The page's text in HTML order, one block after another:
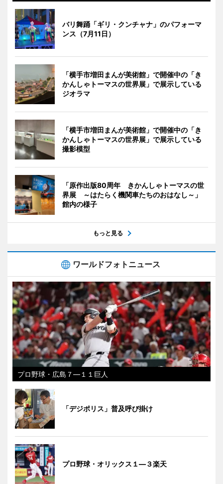
バリ舞踊「ギリ・クンチャナ」のパフォーマ
ンス（7月11日）
「横手市増田まんが美術館」で開催中の「き
かんしゃトーマスの世界展」で展示している
ジオラマ
「横手市増田まんが美術館」で開催中の「き
かんしゃトーマスの世界展」で展示している
撮影模型
「原作出版80周年 きかんしゃトーマスの世
界展 ～はたらく機関車たちのおはなし～」
館内の様子
もっと見る
ワールドフォトニュース
プロ野球・広島７―１１巨人
「デジポリス」普及呼び掛け
プロ野球・オリックス１―３楽天